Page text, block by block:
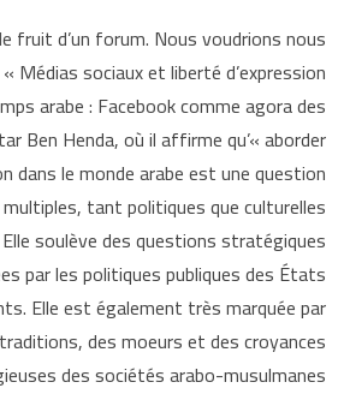
fruit d’un forum. Nous voudrions nous
« Médias sociaux et liberté d’expression
arabe : Facebook comme agora des
Ben Henda, où ilaffirme qu’« aborder
dans le monde arabe est une question
tant politiques que culturelles
soulève des questions stratégiques
par les politiquespubliques des États
Elle est également très marquéepar
des moeurs et des croyances
dessociétés arabo-musulmanes ».